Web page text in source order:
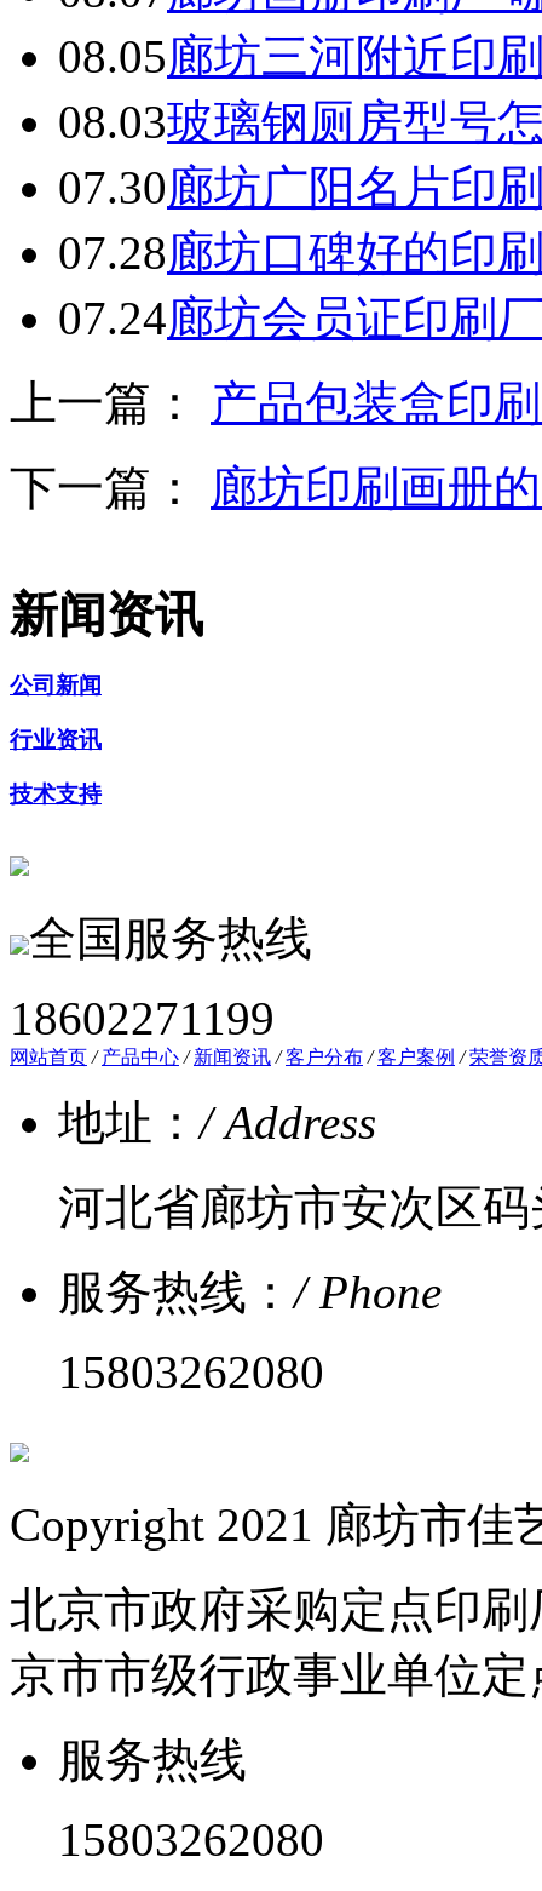
08.05廊坊三河附近印
08.03玻璃钢厕房型号
07.30廊坊广阳名片印
07.28廊坊口碑好的印
07.24廊坊会员证印刷
上一篇： 产品包装盒印
下一篇： 廊坊印刷画册
新闻资讯
公司新闻
行业资讯
技术支持
全国服务热线
18602271199
网站首页 / 产品中心 / 新闻资讯 / 客户分布 / 客户案例 / 荣誉资
地址：/ Address
河北省廊坊市安次区码
服务热线：/ Phone
15803262080
Copyright 2021 廊坊市
北京市政府采购定点印
京市市级行政事业单位
服务热线
15803262080